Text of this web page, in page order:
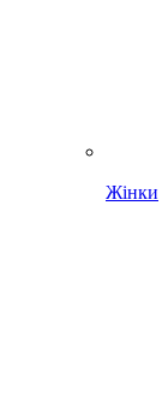
Жінки